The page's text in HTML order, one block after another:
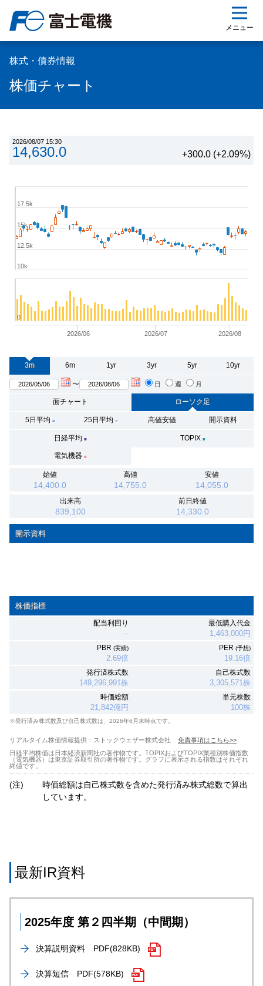
メニュー
株式・債券情報
株価チャート
(注)
時価総額は自己株式数を含めた発行済み株式総数で算出
しています。
最新IR資料
2025年度 第２四半期（中間期）
決算説明資料 PDF(828KB)
決算短信 PDF(578KB)